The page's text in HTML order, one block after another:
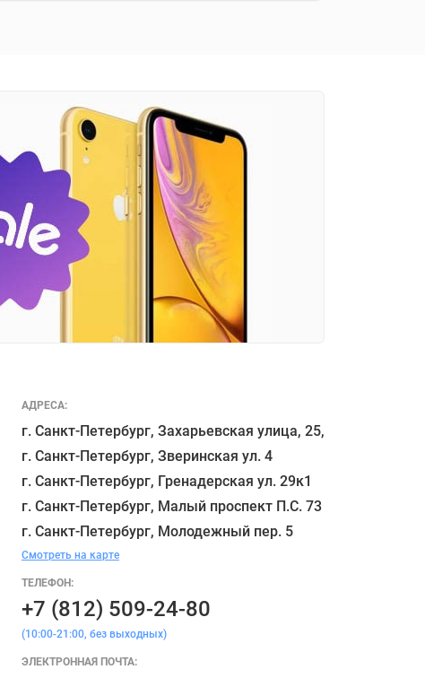
АДРЕСА:
г. Санкт-Петербург, Захарьевская улица, 25,
г. Санкт-Петербург, Зверинская ул. 4
г. Санкт-Петербург, Гренадерская ул. 29к1
г. Санкт-Петербург, Малый проспект П.С. 73
Смотреть на карте
ТЕЛЕФОН:
+7 (812) 509-24-80
(10:00-21:00, без выходных)
ЭЛЕКТРОННАЯ ПОЧТА: